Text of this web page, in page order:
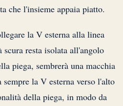
che l'insieme appaia piatto.
la V esterna alla linea
resta isolata all'angolo
piega, sembrerà una macchia
la V esterna verso l'alto
della piega, in modo da